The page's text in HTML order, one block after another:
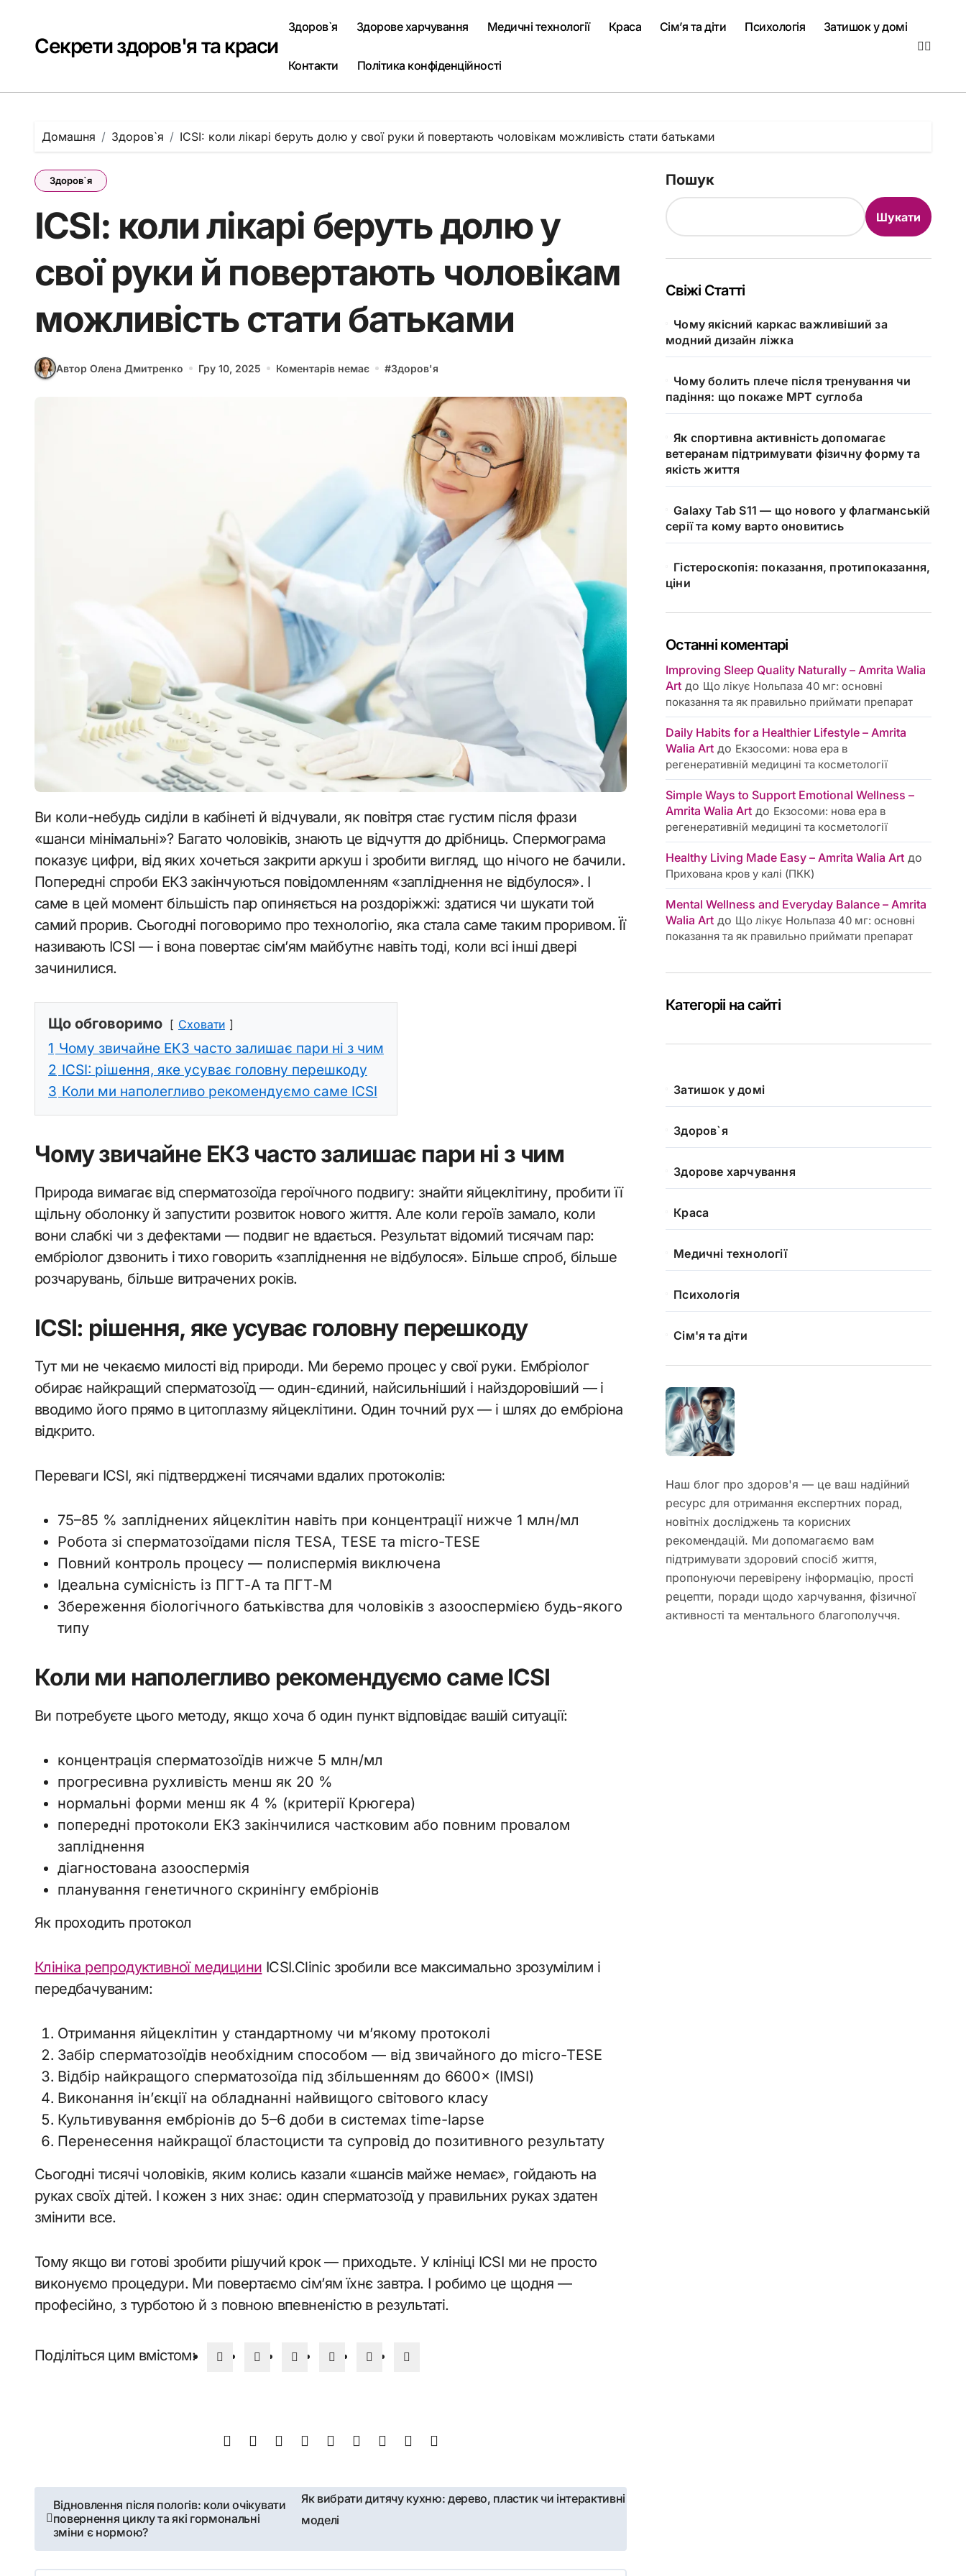
Секрети здоров'я та краси
Здоров`я Здорове харчування Медичні технології Краса Сім’я та діти Психологія Затишок у домі
Контакти Політика конфіденційності
Домашня Здоров`я ICSI: коли лікарі беруть долю у свої руки й повертають чоловікам можливість стати батьками
Здоров`я
ICSI: коли лікарі беруть долю у
свої руки й повертають чоловікам
можливість стати батьками
Автор Олена Дмитренко Гру 10, 2025 Коментарів немає #Здоров'я
Ви коли-небудь сиділи в кабінеті й відчували, як повітря стає густим після фрази
«шанси мінімальні»? Багато чоловіків, знають це відчуття до дрібниць. Спермограма
показує цифри, від яких хочеться закрити аркуш і зробити вигляд, що нічого не бачили.
Попередні спроби ЕКЗ закінчуються повідомленням «запліднення не відбулося». І
саме в цей момент більшість пар опиняється на роздоріжжі: здатися чи шукати той
самий прорив. Сьогодні поговоримо про технологію, яка стала саме таким проривом. Її
називають ICSI — і вона повертає сім’ям майбутнє навіть тоді, коли всі інші двері
зачинилися.
Що обговоримо Сховати
1 Чому звичайне ЕКЗ часто залишає пари ні з чим
2 ICSI: рішення, яке усуває головну перешкоду
3 Коли ми наполегливо рекомендуємо саме ICSI
Чому звичайне ЕКЗ часто залишає пари ні з чим
Природа вимагає від сперматозоїда героїчного подвигу: знайти яйцеклітину, пробити її
щільну оболонку й запустити розвиток нового життя. Але коли героїв замало, коли
вони слабкі чи з дефектами — подвиг не вдається. Результат відомий тисячам пар:
ембріолог дзвонить і тихо говорить «запліднення не відбулося». Більше спроб, більше
розчарувань, більше витрачених років.
ICSI: рішення, яке усуває головну перешкоду
Тут ми не чекаємо милості від природи. Ми беремо процес у свої руки. Ембріолог
обирає найкращий сперматозоїд — один-єдиний, найсильніший і найздоровіший — і
вводимо його прямо в цитоплазму яйцеклітини. Один точний рух — і шлях до ембріона
відкрито.
Переваги ICSI, які підтверджені тисячами вдалих протоколів:
75–85 % запліднених яйцеклітин навіть при концентрації нижче 1 млн/мл
Робота зі сперматозоїдами після TESA, TESE та micro-TESE
Повний контроль процесу — полиспермія виключена
Ідеальна сумісність із ПГТ-А та ПГТ-М
Збереження біологічного батьківства для чоловіків з азооспермією будь-якого
типу
Коли ми наполегливо рекомендуємо саме ICSI
Ви потребуєте цього методу, якщо хоча б один пункт відповідає вашій ситуації:
концентрація сперматозоїдів нижче 5 млн/мл
прогресивна рухливість менш як 20 %
нормальні форми менш як 4 % (критерії Крюгера)
попередні протоколи ЕКЗ закінчилися частковим або повним провалом
запліднення
діагностована азооспермія
планування генетичного скринінгу ембріонів
Як проходить протокол
Клініка репродуктивної медицини ICSI.Clinic зробили все максимально зрозумілим і
передбачуваним:
Отримання яйцеклітин у стандартному чи м’якому протоколі
Забір сперматозоїдів необхідним способом — від звичайного до micro-TESE
Відбір найкращого сперматозоїда під збільшенням до 6600× (IMSI)
Виконання ін’єкції на обладнанні найвищого світового класу
Культивування ембріонів до 5–6 доби в системах time-lapse
Перенесення найкращої бластоцисти та супровід до позитивного результату
Сьогодні тисячі чоловіків, яким колись казали «шансів майже немає», гойдають на
руках своїх дітей. І кожен з них знає: один сперматозоїд у правильних руках здатен
змінити все.
Тому якщо ви готові зробити рішучий крок — приходьте. У клініці ICSI ми не просто
виконуємо процедури. Ми повертаємо сім’ям їхнє завтра. І робимо це щодня —
професійно, з турботою й з повною впевненістю в результаті.
Поділіться цим вмістом:
Навігація
записів
Відновлення після пологів: коли очікувати
повернення циклу та які гормональні
зміни є нормою?
Як вибрати дитячу кухню: дерево, пластик чи інтерактивні
моделі
Пошук
Шукати
Свіжі Статті
Чому якісний каркас важливіший за
модний дизайн ліжка
Чому болить плече після тренування чи
падіння: що покаже МРТ суглоба
Як спортивна активність допомагає
ветеранам підтримувати фізичну форму та
якість життя
Galaxy Tab S11 — що нового у флагманській
серії та кому варто оновитись
Гістероскопія: показання, протипоказання,
ціни
Останні коментарі
Improving Sleep Quality Naturally – Amrita Walia
Art до Що лікує Нольпаза 40 мг: основні
показання та як правильно приймати препарат
Daily Habits for a Healthier Lifestyle – Amrita
Walia Art до Екзосоми: нова ера в
регенеративній медицині та косметології
Simple Ways to Support Emotional Wellness –
Amrita Walia Art до Екзосоми: нова ера в
регенеративній медицині та косметології
Healthy Living Made Easy – Amrita Walia Art до
Прихована кров у калі (ПКК)
Mental Wellness and Everyday Balance – Amrita
Walia Art до Що лікує Нольпаза 40 мг: основні
показання та як правильно приймати препарат
Категоріі на сайті
Затишок у домі
Здоров`я
Здорове харчування
Краса
Медичні технології
Психологія
Сім'я та діти
Наш блог про здоров'я — це ваш надійний
ресурс для отримання експертних порад,
новітніх досліджень та корисних
рекомендацій. Ми допомагаємо вам
підтримувати здоровий спосіб життя,
пропонуючи перевірену інформацію, прості
рецепти, поради щодо харчування, фізичної
активності та ментального благополуччя.